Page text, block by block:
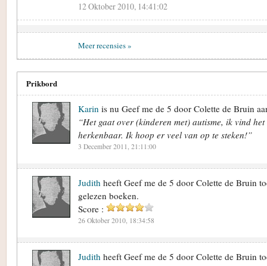
12 Oktober 2010, 14:41:02
Meer recensies »
Prikbord
Karin is nu Geef me de 5 door Colette de Bruin
“Het gaat over (kinderen met) autisme, ik vind
herkenbaar. Ik hoop er veel van op te steken!”
3 December 2011, 21:11:00
Judith heeft Geef me de 5 door Colette de Bruin
gelezen boeken.
Score :
26 Oktober 2010, 18:34:58
Judith heeft Geef me de 5 door Colette de Bruin